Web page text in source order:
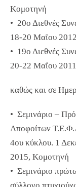
Κομοτηνή
• 20ο Διεθνές
18-20 Μαΐου
• 19ο Διεθνές
20-22 Μαΐου
καθώς και σε
• Σεμινάριο –
Αποφοίτων
4ου κύκλου. 1
2015, Κομοτηνή
• Σεμινάριο